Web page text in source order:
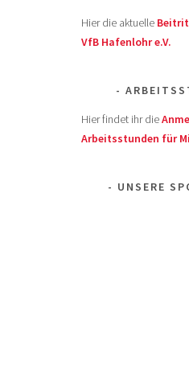
Hier die aktuelle
VfB Hafenlohr e.V.
Hier findet ihr die
Arbeitsstunden für
UNSERE